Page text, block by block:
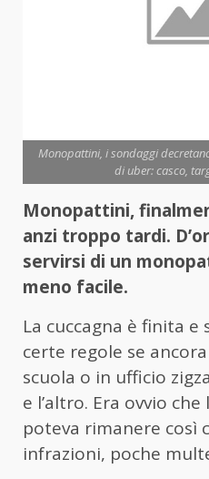
Monopattini, i sondaggi
di uber: casco,
Monopattini,
anzi troppo tardi.
servirsi di un
meno facile.
La cuccagna è finita
certe regole se
scuola o in ufficio
e l’altro. Era ovvio
poteva rimanere così
infrazioni, poche